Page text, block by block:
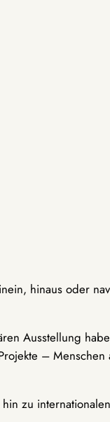
hinaus oder
Ausstellung
–
zu